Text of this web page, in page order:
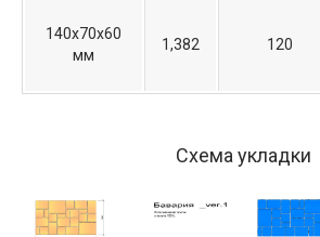
140х70х60
мм
1,382 120
Схема укладки